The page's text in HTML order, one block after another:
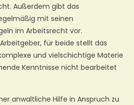
Außerdem gibt das
mit seinen
im Arbeitsrecht vor.
für beide stellt das
und vielschichtige Materie
Kenntnisse nicht bearbeitet
anwaltliche Hilfe in Anspruch zu